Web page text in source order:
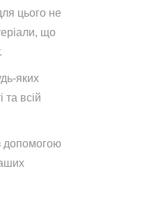
цього не
що
яких
та всій
допомогою